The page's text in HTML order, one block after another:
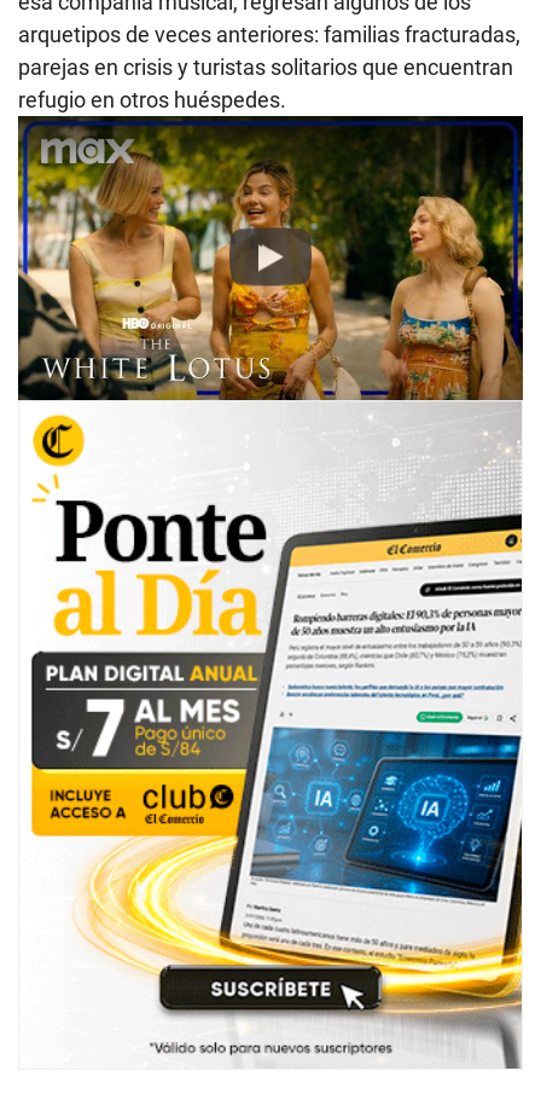
arquetipos de veces anteriores: familias fracturadas,
parejas en crisis y turistas solitarios que encuentran
refugio en otros huéspedes.
Play